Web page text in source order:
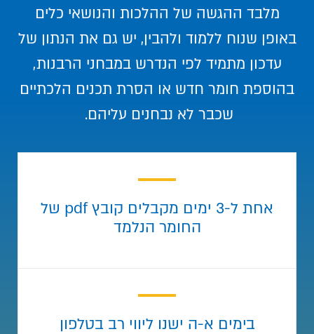
מלבד ההגשה של ההלכות והנושאי כלים
באופן שנוח ללמוד ולהבין, יש גם את הנתון של
עדכון מתמיד לפי הנדרש במבחני הרבנות,
בהוספת חומר חדש או הסרת תכנים הלכתיים
שכבר לא נבחנים עליהם.
אחת ל-3 ימים מקבלים קובץ pdf של
החומר הנלמד
בימים א-ה ישנו ליווי רב בטלפון